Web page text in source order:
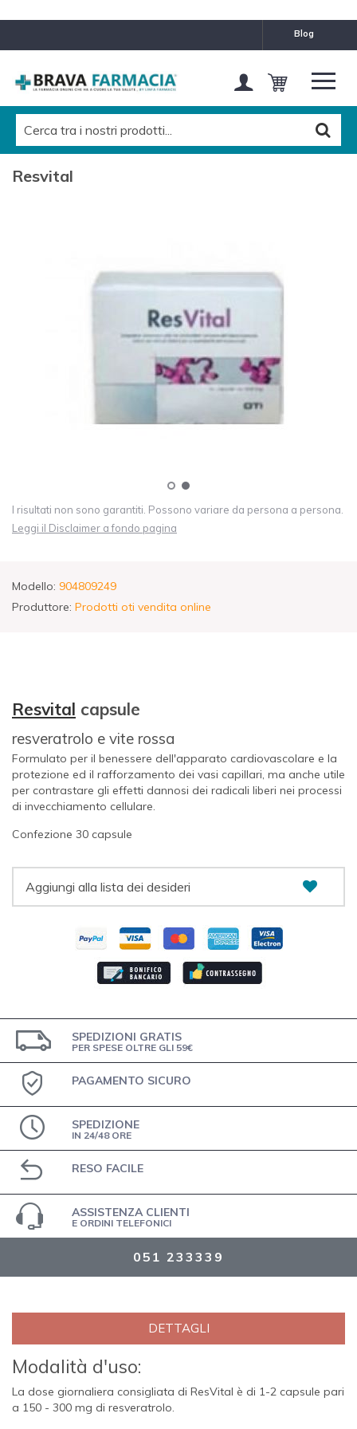
blog
Resvital
I risultati non sono garantiti. Possono variare da persona a persona.
Leggi il Disclaimer a fondo pagina
Modello: 904809249
Produttore: Prodotti oti vendita online
Resvital capsule
resveratrolo e vite rossa
Formulato per il benessere dell'apparato cardiovascolare e la
protezione ed il rafforzamento dei vasi capillari, ma anche utile
per contrastare gli effetti dannosi dei radicali liberi nei processi
di invecchiamento cellulare.
Confezione 30 capsule
Aggiungi alla lista dei desideri
SPEDIZIONI GRATIS
PER SPESE OLTRE GLI 59€
PAGAMENTO SICURO
SPEDIZIONE
IN 24/48 ORE
RESO FACILE
ASSISTENZA CLIENTI
E ORDINI TELEFONICI
051 233339
DETTAGLI
Modalità d'uso:
La dose giornaliera consigliata di ResVital è di 1-2 capsule pari
a 150 - 300 mg di resveratrolo.